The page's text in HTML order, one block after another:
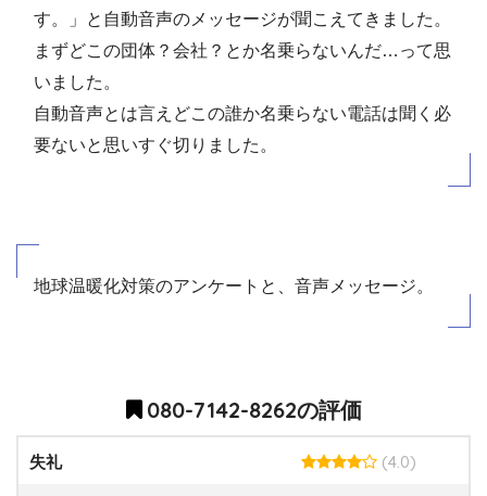
す。」と自動音声のメッセージが聞こえてきました。
まずどこの団体？会社？とか名乗らないんだ…って思
いました。
自動音声とは言えどこの誰か名乗らない電話は聞く必
要ないと思いすぐ切りました。
地球温暖化対策のアンケートと、音声メッセージ。
080-7142-8262の評価
失礼 (4.0)